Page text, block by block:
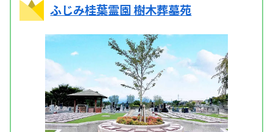
ふじみ桂葉霊園 樹木葬墓苑